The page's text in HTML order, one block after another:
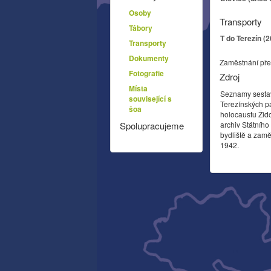
Transporty
T do Terezín
Zaměstnání
Zdroj
Seznamy
Terezínských
holocaustu
archiv
bydliště a
1942.
Osoby
Tábory
Transporty
Dokumenty
Fotografie
Místa
související s
šoa
Spolupracujeme